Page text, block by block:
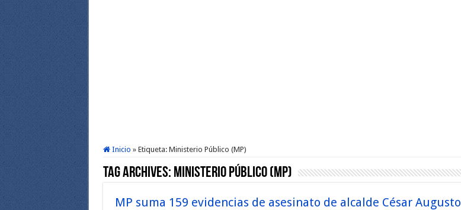
Inicio » Etiqueta: Ministerio Público (MP)
Tag Archives: Ministerio Público (MP)
MP suma 159 evidencias de asesinato de alcalde César Augusto